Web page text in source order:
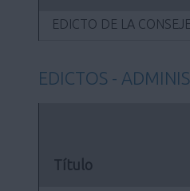
EDICTO DE LA
EDICTOS -
Título